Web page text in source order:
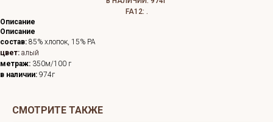
FA12: .
Описание
Описание
состав: 85% хлопок, 15% PA
цвет: алый
метраж: 350м/100 г
в наличии: 974г
СМОТРИТЕ ТАКЖЕ